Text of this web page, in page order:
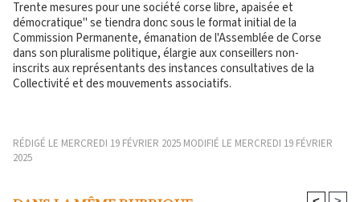
Trente mesures pour une société corse libre, apaisée et
démocratique" se tiendra donc sous le format initial de la
Commission Permanente, émanation de l'Assemblée de Corse
dans son pluralisme politique, élargie aux conseillers non-
inscrits aux représentants des instances consultatives de la
Collectivité et des mouvements associatifs.
RÉDIGÉ LE MERCREDI 19 FÉVRIER 2025 MODIFIÉ LE MERCREDI 19 FÉVRIER
2025